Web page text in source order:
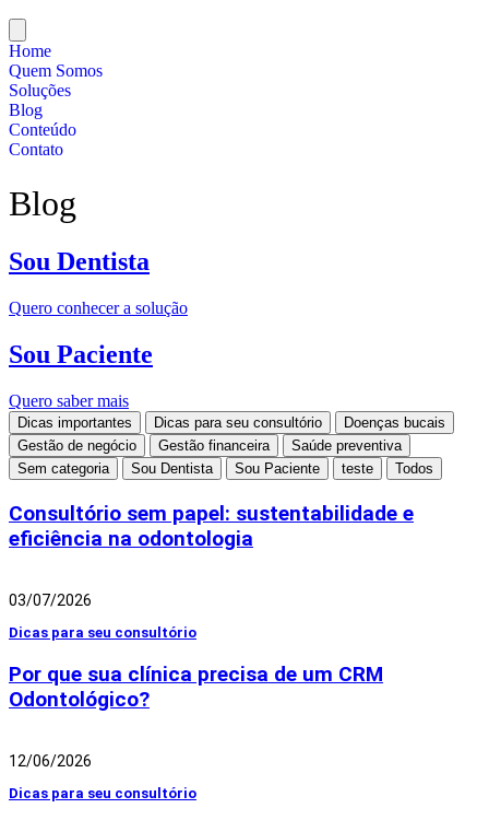
Home
Quem Somos
Soluções
Blog
Conteúdo
Contato
Blog
Sou Dentista
Quero conhecer a solução
Sou Paciente
Quero saber mais
Dicas importantes Dicas para seu consultório
Doenças bucais
Gestão de negócio
Gestão financeira
Saúde preventiva
Sem categoria
Sou Dentista Sou Paciente teste Todos
Consultório sem papel: sustentabilidade e
eficiência na odontologia
03/07/2026
Dicas para seu consultório
Por que sua clínica precisa de um CRM
Odontológico?
12/06/2026
Dicas para seu consultório